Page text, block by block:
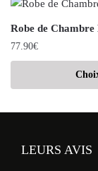
Robe de
77.90€
LEURS AVIS